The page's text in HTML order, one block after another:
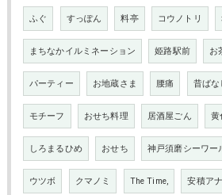
ふぐ すっぽん 料亭 コウノトリ
まちなかイルミネーション 姫路駅前 お
パーティー お地蔵さま 腰痛 昔ばな
モチーフ おせち料理 居酒屋ごん 黄
しろまるひめ おせち 神戸須磨シーワー
ウツボ クマノミ The Time, 安積アナ